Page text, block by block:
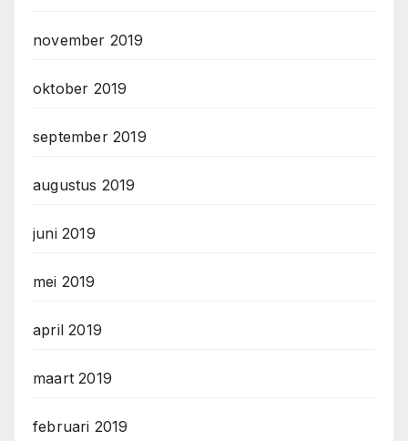
november 2019
oktober 2019
september 2019
augustus 2019
juni 2019
mei 2019
april 2019
maart 2019
februari 2019